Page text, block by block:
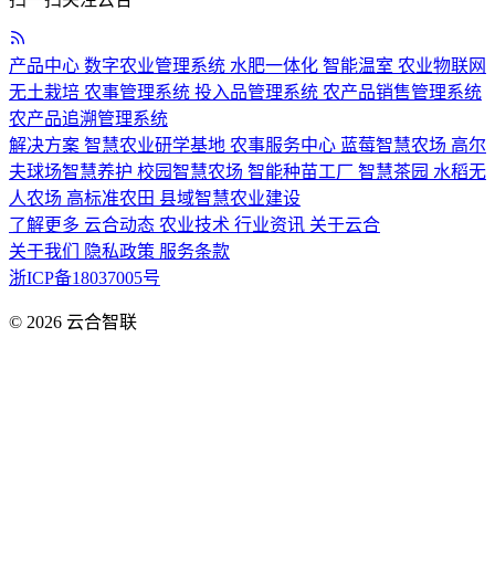
产品中心 数字农业管理系统 水肥一体化 智能温室 农业物联网
无土栽培 农事管理系统 投入品管理系统 农产品销售管理系统
农产品追溯管理系统
解决方案 智慧农业研学基地 农事服务中心 蓝莓智慧农场 高尔
夫球场智慧养护 校园智慧农场 智能种苗工厂 智慧茶园 水稻无
人农场 高标准农田 县域智慧农业建设
了解更多 云合动态 农业技术 行业资讯 关于云合
关于我们
隐私政策 服务条款
浙ICP备18037005号
© 2026 云合智联